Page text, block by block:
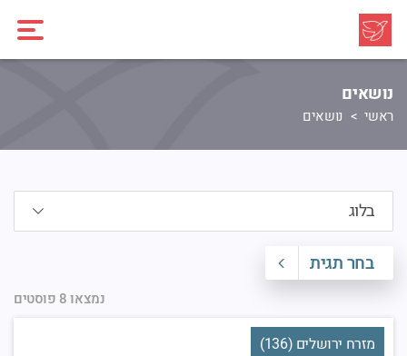
נושאים
ראשי נושאים
בחר תגית
נמצאו 8 פוסטים
מזרח ירושלים (136)